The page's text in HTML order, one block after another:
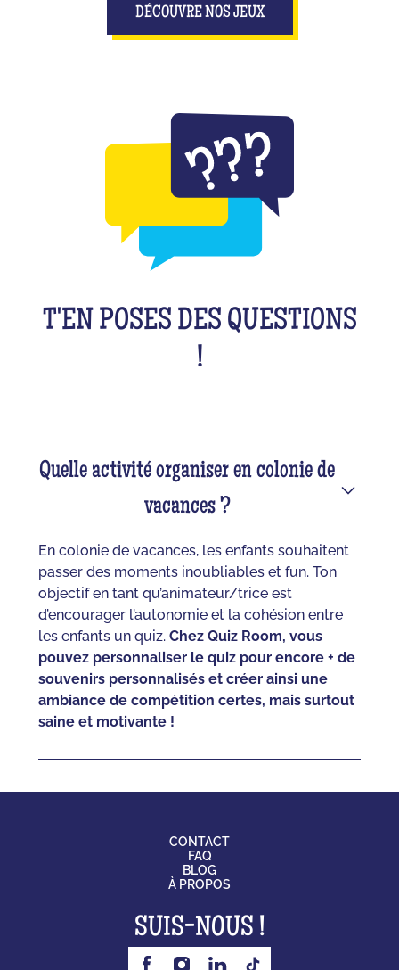
DÉCOUVRE NOS JEUX
T'EN POSES DES QUESTIONS
!
Quelle activité organiser en colonie de
vacances ?
En colonie de vacances, les enfants souhaitent
passer des moments inoubliables et fun. Ton
objectif en tant qu’animateur/trice est
d’encourager l’autonomie et la cohésion entre
les enfants un quiz. Chez Quiz Room, vous
pouvez personnaliser le quiz pour encore + de
souvenirs personnalisés et créer ainsi une
ambiance de compétition certes, mais surtout
saine et motivante !
CONTACT
FAQ
BLOG
À PROPOS
SUIS-NOUS !